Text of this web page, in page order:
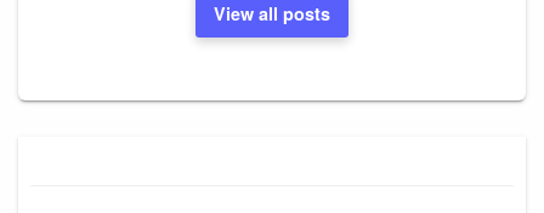
View all posts